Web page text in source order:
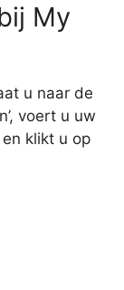
My
u naar de
voert u uw
klikt u op